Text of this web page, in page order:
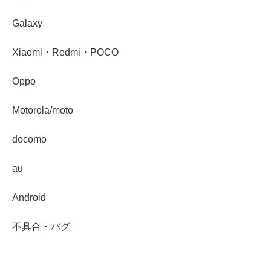
Galaxy
Xiaomi・Redmi・POCO
Oppo
Motorola/moto
docomo
au
Android
不具合・バグ